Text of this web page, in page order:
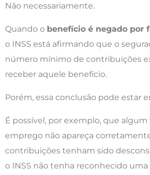
Não necessariamente.
Quando o benefício é negado por
o INSS está afirmando que o
número mínimo de contribuições
receber aquele benefício.
Porém, essa conclusão pode estar
É possível, por exemplo, que
emprego não apareça
contribuições tenham sido
o INSS não tenha reconhecido